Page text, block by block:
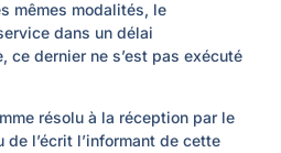
mêmes modalités, le
dans un délai
ce dernier ne s’est pas exécuté
résolu à la réception par le
l’écrit l’informant de cette